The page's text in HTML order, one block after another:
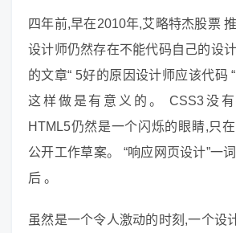
四年前,早在2010年,艾略特杰股票
设计师仍然存在不能代码自己的设
的文章“ 5好的原因设计师应该代码
这样做是有意义的。 CSS3没
HTML5仍然是一个闪烁的眼睛,只
公开工作草案。 “响应网页设计”一
后 。
虽然是一个令人激动的时刻,一个设